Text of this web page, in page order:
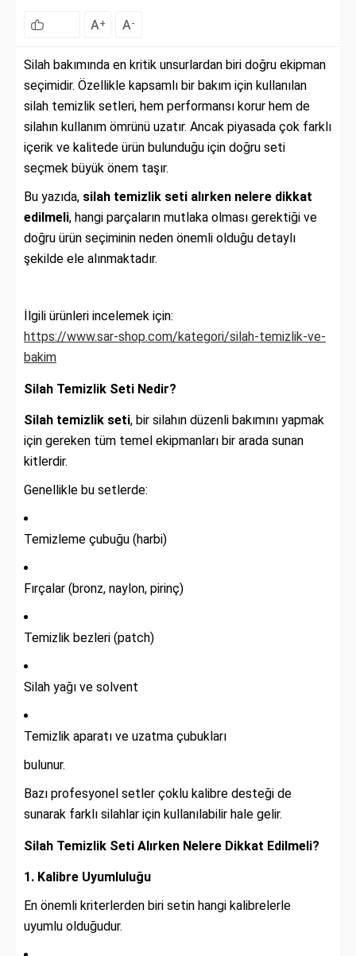
A+ A-
Silah bakımında en kritik unsurlardan biri doğru ekipman
seçimidir. Özellikle kapsamlı bir bakım için kullanılan
silah temizlik setleri, hem performansı korur hem de
silahın kullanım ömrünü uzatır. Ancak piyasada çok farklı
içerik ve kalitede ürün bulunduğu için doğru seti
seçmek büyük önem taşır.
Bu yazıda, silah temizlik seti alırken nelere dikkat
edilmeli, hangi parçaların mutlaka olması gerektiği ve
doğru ürün seçiminin neden önemli olduğu detaylı
şekilde ele alınmaktadır.
İlgili ürünleri incelemek için:
https://www.sar-shop.com/kategori/silah-temizlik-ve-
bakim
Silah Temizlik Seti Nedir?
Silah temizlik seti, bir silahın düzenli bakımını yapmak
için gereken tüm temel ekipmanları bir arada sunan
kitlerdir.
Genellikle bu setlerde:
Temizleme çubuğu (harbi)
Fırçalar (bronz, naylon, pirinç)
Temizlik bezleri (patch)
Silah yağı ve solvent
Temizlik aparatı ve uzatma çubukları
bulunur.
Bazı profesyonel setler çoklu kalibre desteği de
sunarak farklı silahlar için kullanılabilir hale gelir.
Silah Temizlik Seti Alırken Nelere Dikkat Edilmeli?
1. Kalibre Uyumluluğu
En önemli kriterlerden biri setin hangi kalibrelerle
uyumlu olduğudur.